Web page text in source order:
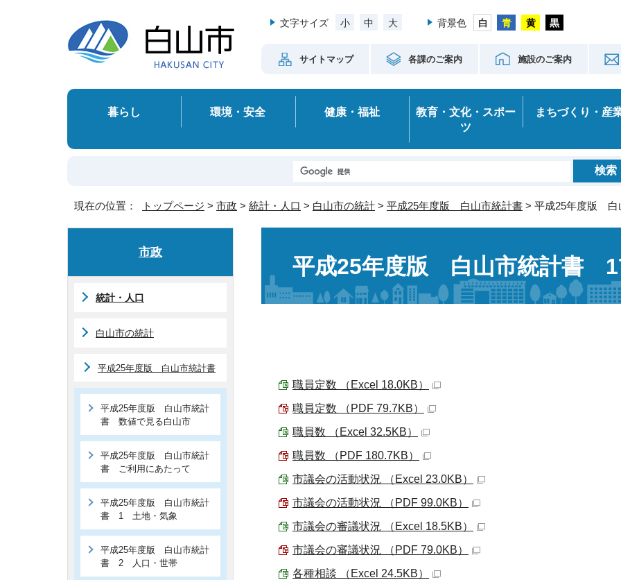
文字サイズ 小 中 大 背景色
サイトマップ 各課のご案内 施設のご案内
暮らし 環境・安全 健康・福祉
教育・文化・スポー
ツ
まちづくり・産
現在の位置： トップページ > 市政 > 統計・人口 > 白山市の統計 > 平成25年度版 白山市統計書 > 平成25年度版
平成25年度版 白山市統計書
職員定数 （Excel 18.0KB）
職員定数 （PDF 79.7KB）
職員数 （Excel 32.5KB）
職員数 （PDF 180.7KB）
市議会の活動状況 （Excel 23.0KB）
市議会の活動状況 （PDF 99.0KB）
市議会の審議状況 （Excel 18.5KB）
市議会の審議状況 （PDF 79.0KB）
各種相談 （Excel 24.5KB）
市政
統計・人口
白山市の統計
平成25年度版 白山市統計書
平成25年度版 白山市統計
書 数値で見る白山市
平成25年度版 白山市統計
書 ご利用にあたって
平成25年度版 白山市統計
書 1 土地・気象
平成25年度版 白山市統計
書 2 人口・世帯